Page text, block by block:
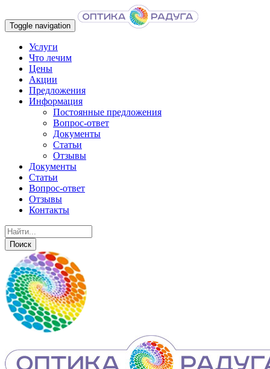
Toggle navigation
Услуги
Что лечим
Цены
Акции
Предложения
Информация
Постоянные предложения
Вопрос-ответ
Документы
Статьи
Отзывы
Документы
Статьи
Вопрос-ответ
Отзывы
Контакты